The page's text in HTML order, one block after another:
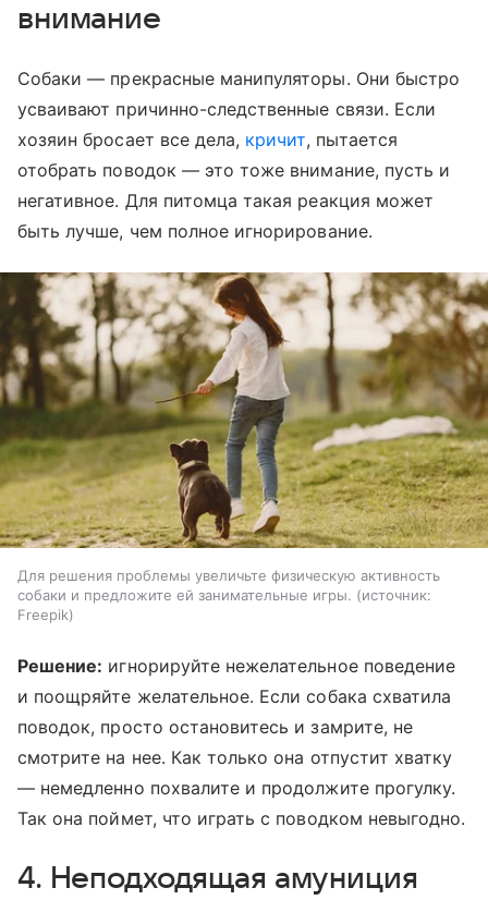
внимание
Собаки — прекрасные манипуляторы. Они быстро
усваивают причинно-следственные связи. Если
хозяин бросает все дела, кричит, пытается
отобрать поводок — это тоже внимание, пусть и
негативное. Для питомца такая реакция может
быть лучше, чем полное игнорирование.
Для решения проблемы увеличьте физическую активность
собаки и предложите ей занимательные игры.
источник:
Freepik
Решение: игнорируйте нежелательное поведение
и поощряйте желательное. Если собака схватила
поводок, просто остановитесь и замрите, не
смотрите на нее. Как только она отпустит хватку
— немедленно похвалите и продолжите прогулку.
Так она поймет, что играть с поводком невыгодно.
4. Неподходящая амуниция